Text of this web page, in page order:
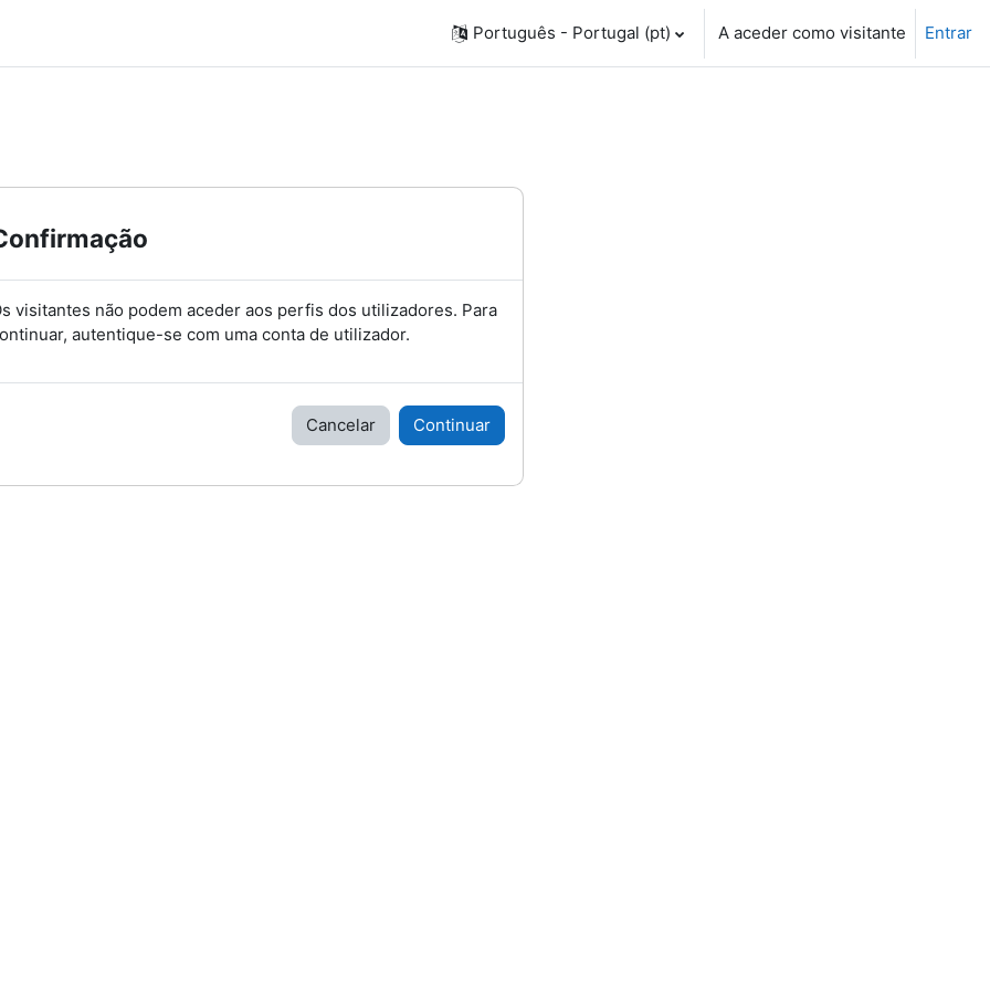
Português - Portugal ‎(pt)‎ A aceder como visitante Entrar
visitantes não podem aceder aos perfis dos utilizadores. Para
autentique-se com uma conta de utilizador.
Cancelar Continuar